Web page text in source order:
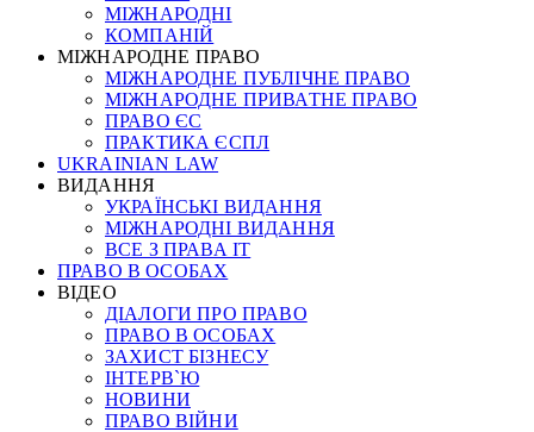
МІЖНАРОДНІ
КОМПАНІЙ
МІЖНАРОДНЕ ПРАВО
МІЖНАРОДНЕ ПУБЛІЧНЕ ПРАВО
МІЖНАРОДНЕ ПРИВАТНЕ ПРАВО
ПРАВО ЄС
ПРАКТИКА ЄСПЛ
UKRAINIAN LAW
ВИДАННЯ
УКРАЇНСЬКІ ВИДАННЯ
МІЖНАРОДНІ ВИДАННЯ
ВСЕ З ПРАВА ІТ
ПРАВО В ОСОБАХ
ВІДЕО
ДІАЛОГИ ПРО ПРАВО
ПРАВО В ОСОБАХ
ЗАХИСТ БІЗНЕСУ
ІНТЕРВ`Ю
НОВИНИ
ПРАВО ВІЙНИ